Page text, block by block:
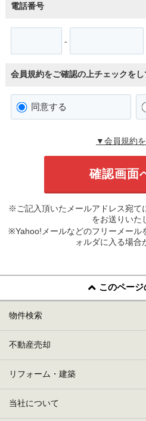
電話番号
-
会員規約をご確認の上チェックを
同意する
▼会員規約
※ご記入頂いたメールアドレス宛て
をお送りいた
※Yahoo!メールなどのフリーメール
ォルダに入る場合
このペー
物件検索
不動産売却
リフォーム・建築
当社について